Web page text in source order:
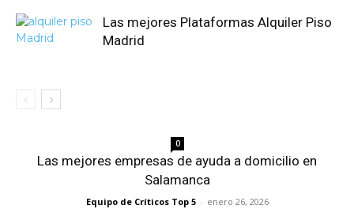
Las mejores Plataformas Alquiler Piso
Madrid
0
Las mejores empresas de ayuda a domicilio en
Salamanca
Equipo de Críticos Top 5 - enero 26, 2026